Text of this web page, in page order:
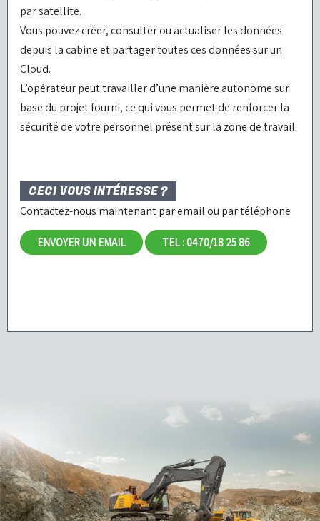
par satellite.
Vous pouvez créer, consulter ou actualiser les données
depuis la cabine et partager toutes ces données sur un
Cloud.
L’opérateur peut travailler d’une manière autonome sur
base du projet fourni, ce qui vous permet de renforcer la
sécurité de votre personnel présent sur la zone de travail.
CECI VOUS INTÉRESSE ?
Contactez-nous maintenant par email ou par téléphone
ENVOYER UN EMAIL TEL : 0470/18 25 86